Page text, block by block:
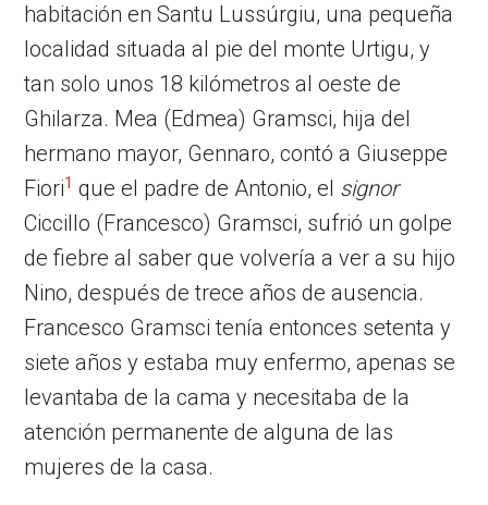
habitación en Santu Lussúrgiu, una pequeña
localidad situada al pie del monte Urtigu, y
tan solo unos 18 kilómetros al oeste de
Ghilarza. Mea (Edmea) Gramsci, hija del
hermano mayor, Gennaro, contó a Giuseppe
Fiori1 que el padre de Antonio, el signor
Ciccillo (Francesco) Gramsci, sufrió un golpe
de fiebre al saber que volvería a ver a su hijo
Nino, después de trece años de ausencia.
Francesco Gramsci tenía entonces setenta y
siete años y estaba muy enfermo, apenas se
levantaba de la cama y necesitaba de la
atención permanente de alguna de las
mujeres de la casa.